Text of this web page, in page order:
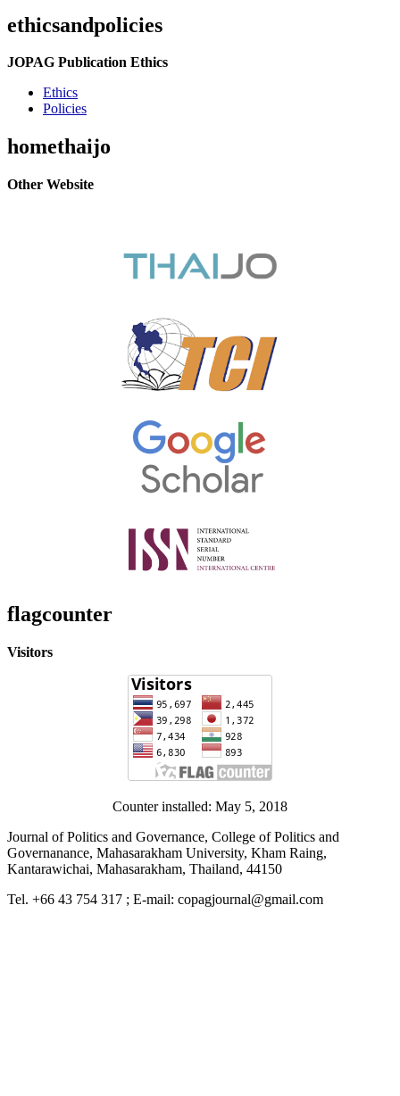
ethicsandpolicies
JOPAG Publication Ethics
Ethics
Policies
homethaijo
Other Website
flagcounter
Visitors
Counter installed: May 5, 2018
Journal of Politics and Governance, College of Politics and
Governanance, Mahasarakham University, Kham Raing,
Kantarawichai, Mahasarakham, Thailand, 44150
Tel. +66 43 754 317 ; E-mail: copagjournal@gmail.com